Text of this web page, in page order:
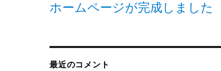
ホームページが完成しました
最近のコメント